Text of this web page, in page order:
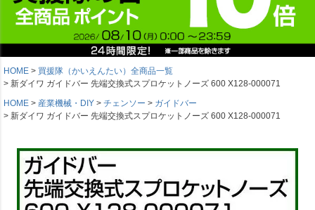
HOME
買援隊（かいえんたい）全商品一覧
新ダイワ ガイドバー 先端交換式スプロケットノーズ 600 X128-000071
HOME
産業機械・DIY チェンソー
ガイドバー
新ダイワ ガイドバー 先端交換式スプロケットノーズ 600 X128-000071